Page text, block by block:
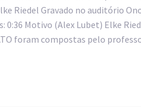
Riedel Gravado no auditório
0:36 Motivo (Alex Lubet) Elke
foram compostas pelo